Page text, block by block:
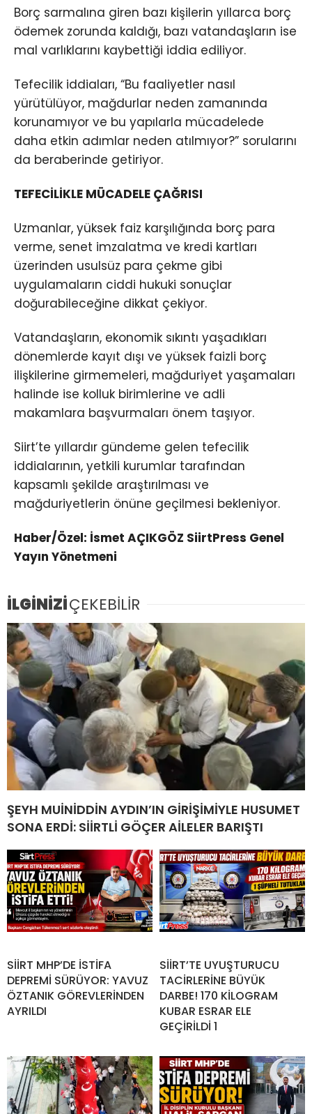
Borç sarmalına giren bazı kişilerin yıllarca borç
ödemek zorunda kaldığı, bazı vatandaşların ise
mal varlıklarını kaybettiği iddia ediliyor.
Tefecilik iddiaları, “Bu faaliyetler nasıl
yürütülüyor, mağdurlar neden zamanında
korunamıyor ve bu yapılarla mücadelede
daha etkin adımlar neden atılmıyor?” sorularını
da beraberinde getiriyor.
TEFECİLİKLE MÜCADELE ÇAĞRISI
Uzmanlar, yüksek faiz karşılığında borç para
verme, senet imzalatma ve kredi kartları
üzerinden usulsüz para çekme gibi
uygulamaların ciddi hukuki sonuçlar
doğurabileceğine dikkat çekiyor.
Vatandaşların, ekonomik sıkıntı yaşadıkları
dönemlerde kayıt dışı ve yüksek faizli borç
ilişkilerine girmemeleri, mağduriyet yaşamaları
halinde ise kolluk birimlerine ve adli
makamlara başvurmaları önem taşıyor.
Siirt’te yıllardır gündeme gelen tefecilik
iddialarının, yetkili kurumlar tarafından
kapsamlı şekilde araştırılması ve
mağduriyetlerin önüne geçilmesi bekleniyor.
Haber/Özel: İsmet AÇIKGÖZ SiirtPress Genel
Yayın Yönetmeni
İLGİNİZİÇEKEBİLİR
ŞEYH MUİNİDDİN AYDIN’IN GİRİŞİMİYLE HUSUMET
SONA ERDİ: SİİRTLİ GÖÇER AİLELER BARIŞTI
SİİRT MHP’DE İSTİFA
DEPREMİ SÜRÜYOR: YAVUZ
ÖZTANIK GÖREVLERİNDEN
AYRILDI
SİİRT’TE UYUŞTURUCU
TACİRLERİNE BÜYÜK
DARBE! 170 KİLOGRAM
KUBAR ESRAR ELE
GEÇİRİLDİ 1